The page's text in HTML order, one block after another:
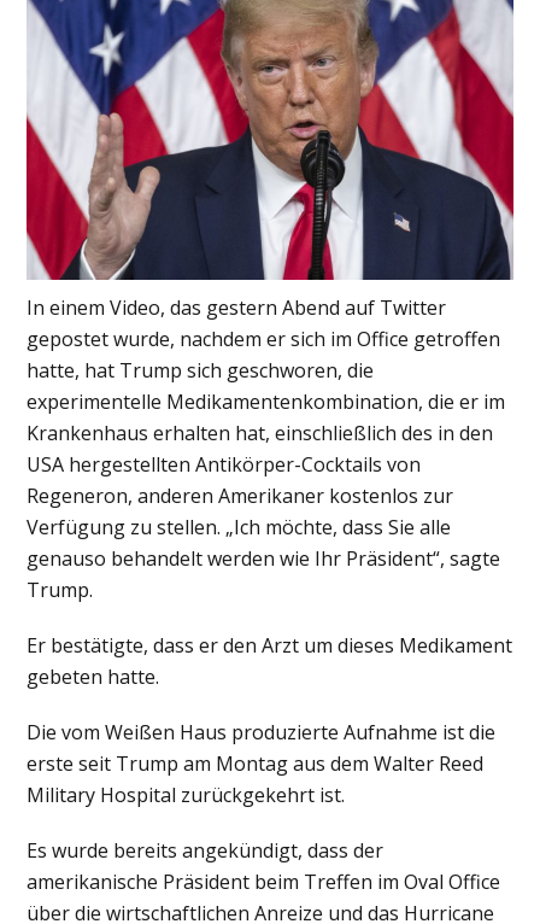
In einem Video, das gestern Abend auf Twitter
gepostet wurde, nachdem er sich im Office getroffen
hatte, hat Trump sich geschworen, die
experimentelle Medikamentenkombination, die er im
Krankenhaus erhalten hat, einschließlich des in den
USA hergestellten Antikörper-Cocktails von
Regeneron, anderen Amerikaner kostenlos zur
Verfügung zu stellen. „Ich möchte, dass Sie alle
genauso behandelt werden wie Ihr Präsident“, sagte
Trump.
Er bestätigte, dass er den Arzt um dieses Medikament
gebeten hatte.
Die vom Weißen Haus produzierte Aufnahme ist die
erste seit Trump am Montag aus dem Walter Reed
Military Hospital zurückgekehrt ist.
Es wurde bereits angekündigt, dass der
amerikanische Präsident beim Treffen im Oval Office
über die wirtschaftlichen Anreize und das Hurricane